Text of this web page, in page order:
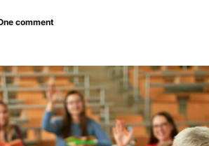
comment